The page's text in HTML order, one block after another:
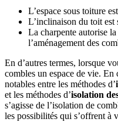
L’espace sous toiture
L’inclinaison du toit est
La charpente autorise
l’aménagement des
En d’autres termes, lorsque
combles un espace de vie. En
notables entre les méthodes d’
et les méthodes d’isolation
s’agisse de l’isolation de
les possibilités qui s’offrent à